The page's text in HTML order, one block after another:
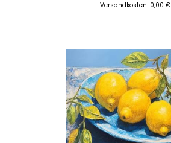
Versandkosten: 0,00 €